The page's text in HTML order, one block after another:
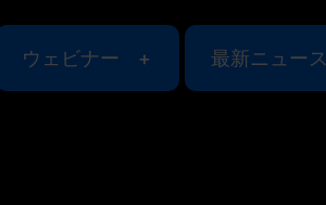
ウェビナー 最新ニュース